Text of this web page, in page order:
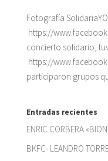
Fotografía SolidariaYO
https://
concierto solidario,
https://
participaron grupos
Entradas recientes
ENRIC CORBERA
BKFC- LEANDRO